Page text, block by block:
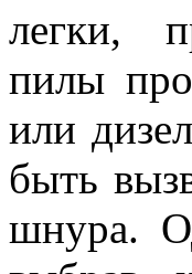
легки,
пилы
или
быть
шнура.